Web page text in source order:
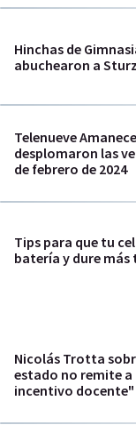
Hinchas de
abuchearon a
Telenueve
desplomaron las
de febrero de 2024
Tips para que tu
batería y dure
Nicolás Trotta
estado no remite a
incentivo docente"